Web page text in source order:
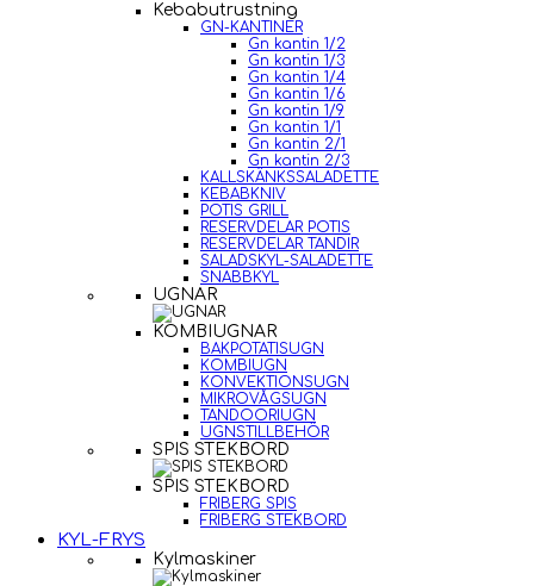
Kebabutrustning
GN-KANTINER
Gn kantin 1/2
Gn kantin 1/3
Gn kantin 1/4
Gn kantin 1/6
Gn kantin 1/9
Gn kantin 1/1
Gn kantin 2/1
Gn kantin 2/3
KALLSKÄNKSSALADETTE
KEBABKNIV
POTIS GRILL
RESERVDELAR POTIS
RESERVDELAR TANDIR
SALADSKYL-SALADETTE
SNABBKYL
UGNAR
KOMBIUGNAR
BAKPOTATISUGN
KOMBIUGN
KONVEKTIONSUGN
MIKROVÅGSUGN
TANDOORIUGN
UGNSTILLBEHÖR
SPIS STEKBORD
SPIS STEKBORD
FRIBERG SPIS
FRIBERG STEKBORD
KYL-FRYS
Kylmaskiner